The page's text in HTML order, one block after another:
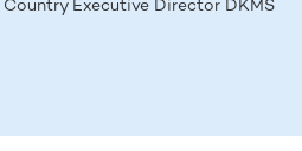
Executive Director DKMS